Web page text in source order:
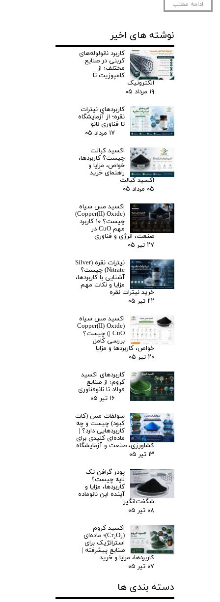
ادامه مطلب
نوشته های اخیر
کاربرد نانولوله‌های
کربنی در صنایع
مختلف؛ از
کامپوزیت تا
الکترونیک
۱۹ مرداد ۰۵
کاربردهای نیترات
نقره؛ از آزمایشگاه
تا فناوری نانو
۱۷ مرداد ۰۵
اکسید کبالت
چیست؟ کاربردها،
خواص، مزایا و
راهنمای خرید
اکسید کبالت
۰۵ مرداد ۰۵
اکسید مس سیاه
(Copper(II) Oxide)
چیست؟ ۱۰ کاربرد
مهم CuO در
صنعت، انرژی و فناوری
۲۷ تیر ۰۵
نیترات نقره (Silver
Nitrate) چیست؟
آشنایی با کاربردها،
مزایا و نکات مهم
خرید نیترات نقره
۲۲ تیر ۰۵
اکسید مس سیاه
(Copper(II) Oxide
| CuO) چیست؟
بررسی کامل
خواص، کاربردها و مزایا
۲۰ تیر ۰۵
کاربردهای اکسید
کروم؛ از صنایع
فولاد تا نانوفناوری
۱۶ تیر ۰۵
سولفات مس (کات
کبود) چیست و چه
کاربردهایی دارد؟ |
ماده‌ای کلیدی برای
کشاورزی، صنعت و آزمایشگاه
۱۳ تیر ۰۵
پودر گرافن تک
لایه چیست؟
کاربردها، مزایا و
آینده این نانوماده
شگفت‌انگیز
۰۸ تیر ۰۵
اکسید کروم
(Cr₂O₃)؛ ماده‌ای
استراتژیک برای
صنایع پیشرفته |
کاربردها، مزایا و خرید
۰۷ تیر ۰۵
دسته بندی ها